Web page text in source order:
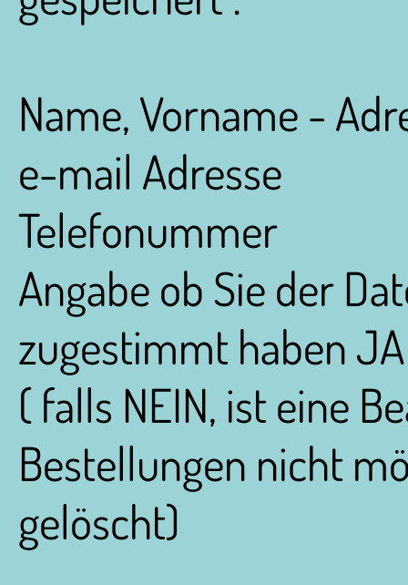
Name, Vorname -
e-mail Adresse
Telefonummer
Angabe ob Sie der
zugestimmt haben
( falls NEIN, ist eine
Bestellungen nicht
gelöscht)